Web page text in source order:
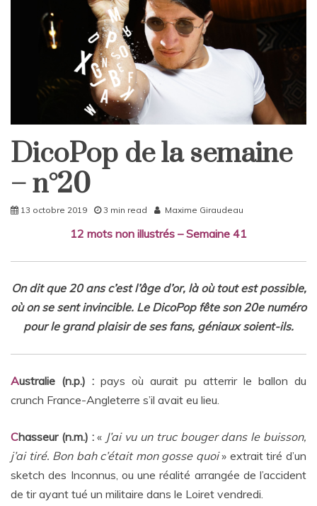
DicoPop
Rattrapages
DicoPop de la semaine
– n°20
13 octobre 2019 3 min read Maxime Giraudeau
12 mots non illustrés – Semaine 41
On dit que 20 ans c’est l’âge d’or, là où tout est possible,
où on se sent invincible. Le DicoPop fête son 20e numéro
pour le grand plaisir de ses fans, géniaux soient-ils.
Australie (n.p.) : pays où aurait pu atterrir le ballon du
crunch France-Angleterre s’il avait eu lieu.
Chasseur (n.m.) :« J’ai vu un truc bouger dans le buisson,
j’ai tiré. Bon bah c’était mon gosse quoi» extrait tiré d’un
sketch des Inconnus, ou une réalité arrangée de l’accident
de tir ayant tué un militaire dans le Loiret vendredi.